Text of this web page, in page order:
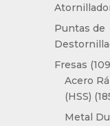
Puntas de
Fresas
Acero
(HSS)
Metal